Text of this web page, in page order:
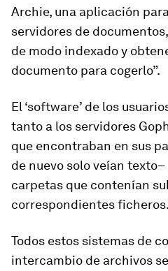
Archie, una aplicación
servidores de
de modo indexado y
documento para cogerlo”.
El ‘software’ de los
tanto a los servidores
que encontraban en sus
de nuevo solo veían
carpetas que contenían
correspondientes ficheros.
Todos estos sistemas de
intercambio de archivos